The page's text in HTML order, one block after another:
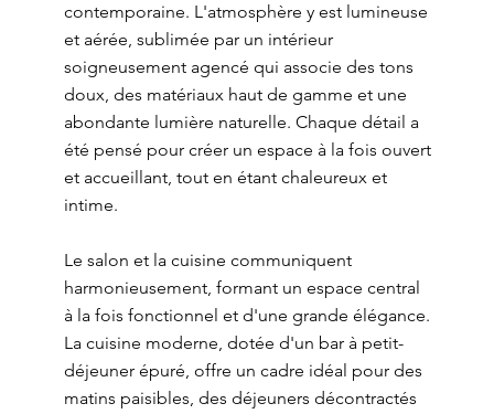
contemporaine. L'atmosphère y est lumineuse
et aérée, sublimée par un intérieur
soigneusement agencé qui associe des tons
doux, des matériaux haut de gamme et une
abondante lumière naturelle. Chaque détail a
été pensé pour créer un espace à la fois ouvert
et accueillant, tout en étant chaleureux et
intime.
Le salon et la cuisine communiquent
harmonieusement, formant un espace central
à la fois fonctionnel et d'une grande élégance.
La cuisine moderne, dotée d'un bar à petit-
déjeuner épuré, offre un cadre idéal pour des
matins paisibles, des déjeuners décontractés